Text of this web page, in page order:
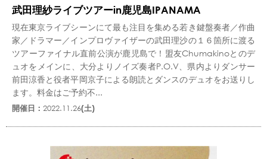
武田理紗ライブツアーin鹿児島IPANAMA
現在東京ライブシーンにて最も注目を集める若き鍵盤奏者／作曲
家／ドラマー／インプロヴァイザーの武田理沙の１６箇所に渡る
ツアーファイナル直前公演が鹿児島で！盟友Chumakinoとのデ
ュオをメインに、大分よりノイズ奏者P.O.V、県内よりダンサー
前田涼香と役者平岡京子による朗読とダンスのデュオをお送りし
ます。料金はご予約不...
開催日： 2022.11.26(土)